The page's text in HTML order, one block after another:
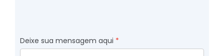
Deixe sua mensagem aqui